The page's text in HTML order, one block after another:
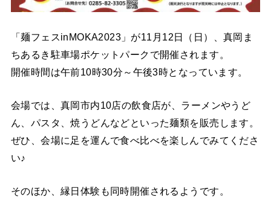
「麺フェスinMOKA2023」が11月12日（日）、真岡ま
ちあるき駐車場ポケットパークで開催されます。
開催時間は午前10時30分～午後3時となっています。
会場では、真岡市内10店の飲食店が、ラーメンやうど
ん、パスタ、焼うどんなどといった麺類を販売します。
ぜひ、会場に足を運んで食べ比べを楽しんでみてくださ
い♪
そのほか、縁日体験も同時開催されるようです。